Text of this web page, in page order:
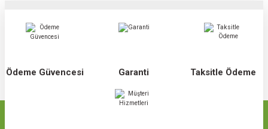
Ödeme Güvencesi Garanti Taksitle Ödeme